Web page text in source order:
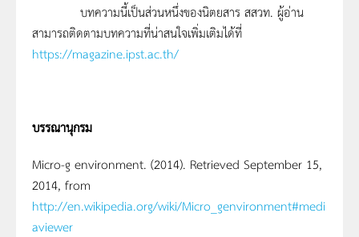
บทความนี้เป็นส่วนหนึ่งของนิตยสาร สสวท. ผู้อ่าน
สามารถติดตามบทความที่น่าสนใจเพิ่มเติมได้ที่
https://magazine.ipst.ac.th/
บรรณานุกรม
Micro-g environment. (2014). Retrieved September 15,
2014, from
http://en.wikipedia.org/wiki/Micro_genvironment#medi
aviewer